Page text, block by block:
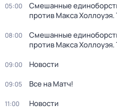
05:00
Смешанные
против Макса
08:00
Смешанные
против Макса
09:00 Новости
09:05 Все на Матч!
11:00 Новости